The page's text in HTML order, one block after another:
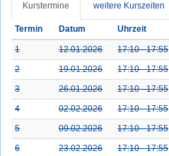
Kurstermine weitere Kurszeiten
Termin Datum Uhrzeit
1 12.01.2026 17:10 - 17:55
2
19.01.2026 17:10 - 17:55
3
26.01.2026 17:10 - 17:55
4
02.02.2026 17:10 - 17:55
5
09.02.2026 17:10 - 17:55
6
23.02.2026 17:10 - 17:55